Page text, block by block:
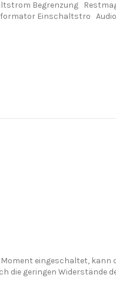
Begrenzung
Einschaltstro
eingeschaltet, kann
geringen Widerstände